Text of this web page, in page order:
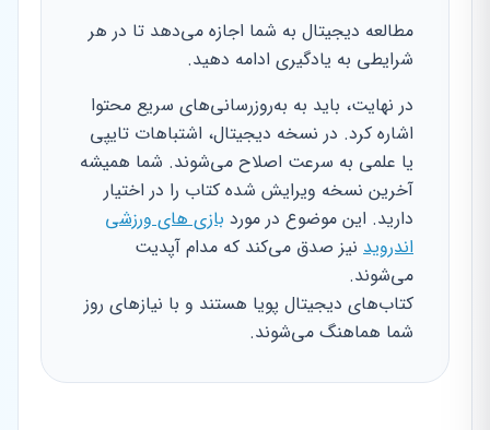
مطالعه دیجیتال به شما اجازه می‌دهد تا در هر
شرایطی به یادگیری ادامه دهید.
در نهایت، باید به به‌روزرسانی‌های سریع محتوا
اشاره کرد. در نسخه دیجیتال، اشتباهات تایپی
یا علمی به سرعت اصلاح می‌شوند. شما همیشه
آخرین نسخه ویرایش شده کتاب را در اختیار
دارید. این موضوع در مورد بازی های ورزشی
اندروید نیز صدق می‌کند که مدام آپدیت
می‌شوند.
کتاب‌های دیجیتال پویا هستند و با نیازهای روز
شما هماهنگ می‌شوند.